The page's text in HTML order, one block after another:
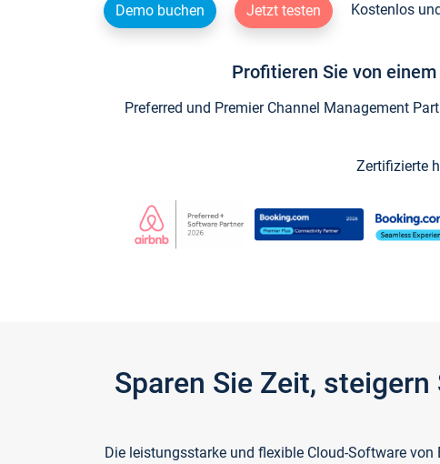
Demo buchen Jetzt testen Kostenlos
Profitieren Sie von
Preferred und Premier Channel Management
Zertifizierte
Sparen Sie Zeit,
Die leistungsstarke und flexible Cloud-Software